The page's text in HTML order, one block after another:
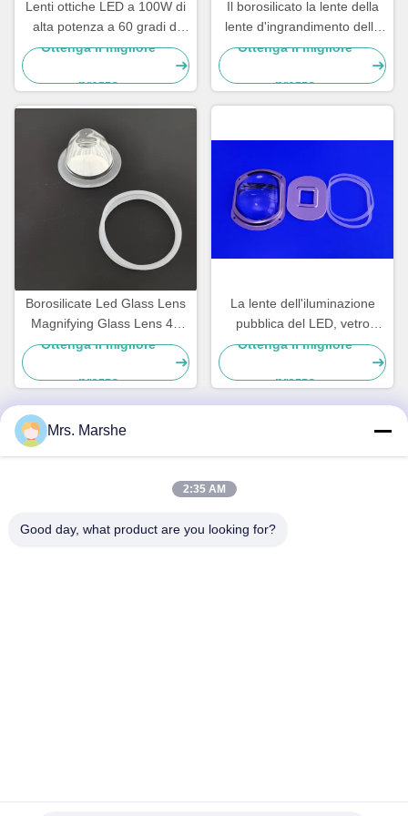
Lenti ottiche LED a 100W di
alta potenza a 60 gradi di
vetro borosilicato per luce
Ottenga il migliore
prezzo
Il borosilicato la lente della
lente d'ingrandimento della
lente di vetro al piombo 45
Ottenga il migliore
prezzo
Borosilicate Led Glass Lens
Magnifying Glass Lens 45
Degree SGS passed
Ottenga il migliore
prezzo
La lente dell'iluminazione
pubblica del LED, vetro
borosilicato ha condotto la
lente ottica per illuminazione
del parco
Ottenga il migliore
prezzo
Room7E, bloccano A, edificio di Binfen Shiji, strada di
Mrs. Marshe
2:35 AM
Good day, what product are you looking for?